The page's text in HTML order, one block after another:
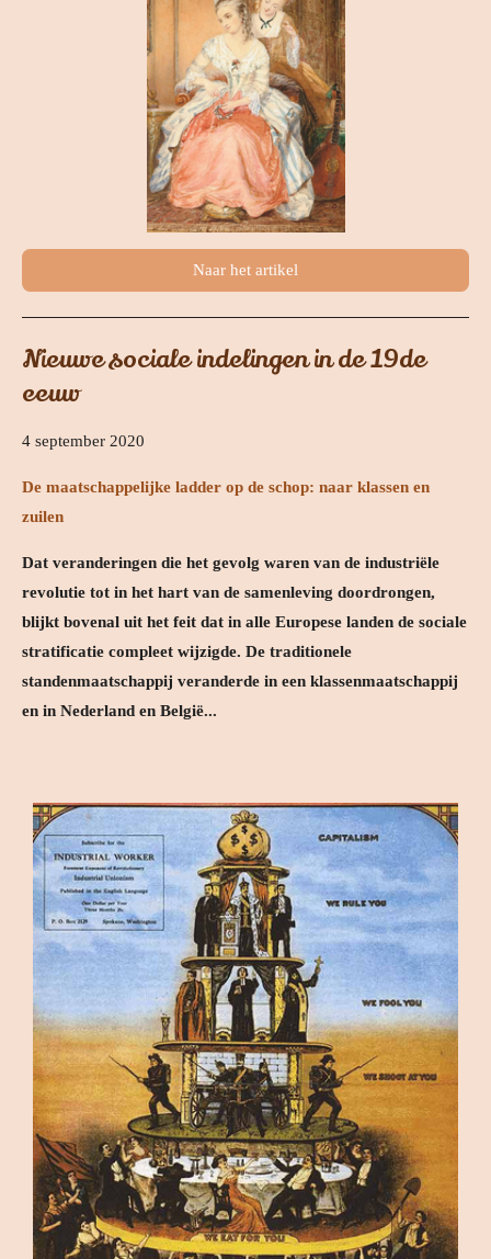
Naar het artikel
Nieuwe sociale indelingen in de 19de
eeuw
4 september 2020
De maatschappelijke ladder op de schop: naar klassen en
zuilen
Dat veranderingen die het gevolg waren van de industriële
revolutie tot in het hart van de samenleving doordrongen,
blijkt bovenal uit het feit dat in alle Europese landen de sociale
stratificatie compleet wijzigde. De traditionele
standenmaatschappij veranderde in een klassenmaatschappij
en in Nederland en België...